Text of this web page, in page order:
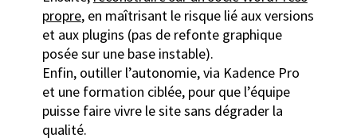
propre, en maîtrisant le risque lié aux versions
et aux plugins (pas de refonte graphique
posée sur une base instable).
Enfin, outiller l’autonomie, via Kadence Pro
et une formation ciblée, pour que l’équipe
puisse faire vivre le site sans dégrader la
qualité.